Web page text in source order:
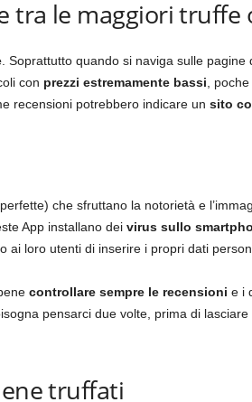
tra le maggiori truffe
. Soprattutto quando si naviga sulle pagine
con prezzi estremamente bassi ,
recensioni potrebbero indicare un sito
che sfruttano la notorietà e
App installano dei virus sullo
ai loro utenti di inserire i propri dati
controllare sempre le recensioni e i
pensarci due volte, prima di
truffati